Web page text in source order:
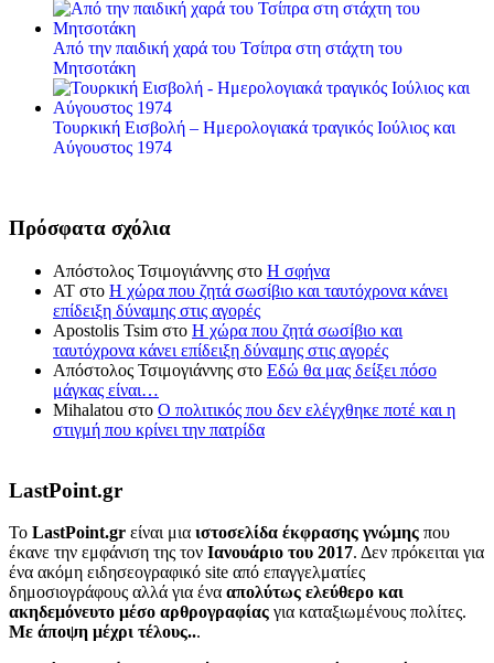
Από την παιδική χαρά του Τσίπρα στη στάχτη του
Μητσοτάκη
Τουρκική Εισβολή – Ημερολογιακά τραγικός Ιούλιος και
Αύγουστος 1974
Πρόσφατα σχόλια
Απόστολος Τσιμογιάννης στο Η σφήνα
ΑΤ στο Η χώρα που ζητά σωσίβιο και ταυτόχρονα κάνει
επίδειξη δύναμης στις αγορές
Apostolis Tsim στο Η χώρα που ζητά σωσίβιο και
ταυτόχρονα κάνει επίδειξη δύναμης στις αγορές
Απόστολος Τσιμογιάννης στο Εδώ θα μας δείξει πόσο
μάγκας είναι…
Mihalatou στο Ο πολιτικός που δεν ελέγχθηκε ποτέ και η
στιγμή που κρίνει την πατρίδα
LastPoint.gr
To LastPoint.gr είναι μια ιστοσελίδα έκφρασης γνώμης που
έκανε την εμφάνιση της τον Ιανουάριο του 2017. Δεν πρόκειται για
ένα ακόμη ειδησεογραφικό site από επαγγελματίες
δημοσιογράφους αλλά για ένα απολύτως ελεύθερο και
ακηδεμόνευτο μέσο αρθρογραφίας για καταξιωμένους πολίτες.
Με άποψη μέχρι τέλους...